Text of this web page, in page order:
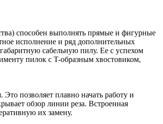
способен выполнять прямые и фигурные
исполнение и ряд дополнительных
сабельную пилу. Ее с успехом
пилок с T-образным хвостовиком,
позволяет плавно начать работу и
обзор линии реза. Встроенная
их замену.